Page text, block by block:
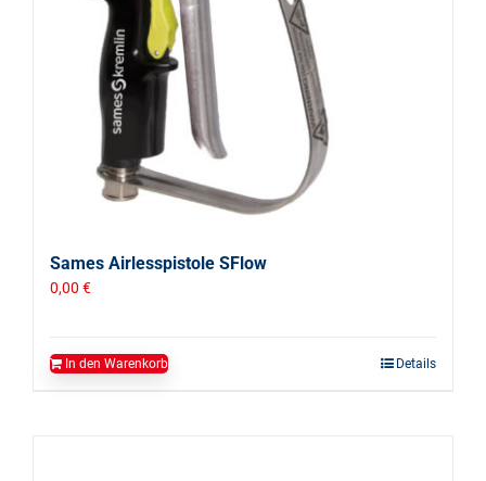
Sames Airlesspistole SFlow
0,00 €
In den Warenkorb Details